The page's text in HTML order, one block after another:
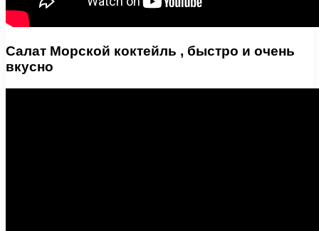
Салат Морской коктейль , быстро и очень
вкусно